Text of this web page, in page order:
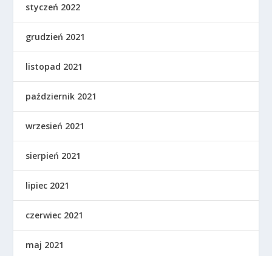
styczeń 2022
grudzień 2021
listopad 2021
październik 2021
wrzesień 2021
sierpień 2021
lipiec 2021
czerwiec 2021
maj 2021